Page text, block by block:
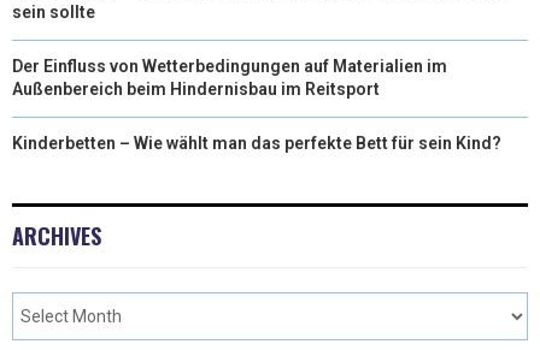
sein sollte
Der Einfluss von Wetterbedingungen auf Materialien im
Außenbereich beim Hindernisbau im Reitsport
Kinderbetten – Wie wählt man das perfekte Bett für sein Kind?
ARCHIVES